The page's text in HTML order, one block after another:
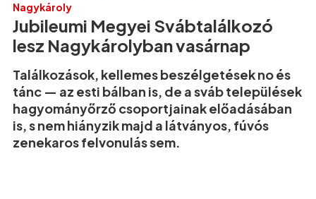
Nagykároly
Jubileumi Megyei Svábtalálkozó
lesz Nagykárolyban vasárnap
Találkozások, kellemes beszélgetések no és
tánc — az esti bálban is, de a sváb települések
hagyományőrző csoportjainak előadásában
is, s nem hiányzik majd a látványos, fúvós
zenekaros felvonulás sem.